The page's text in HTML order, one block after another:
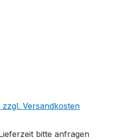
Versandkosten
bitte anfragen